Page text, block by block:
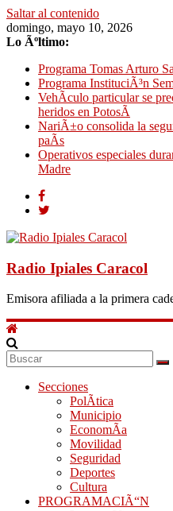
Saltar al contenido
domingo, mayo 10, 2026
Lo Ãºltimo:
Programa Tomas Arturo
Programa InstituciÃ³n
VehÃ­culo particular se
heridos en PotosÃ­
NariÃ±o consolida la
paÃ­s
Operativos especiales
Madre
Radio Ipiales Caracol
Emisora afiliada a la primera
Secciones
PolÃ­tica
Municipio
EconomÃ­a
Movilidad
Seguridad
Deportes
Cultura
PROGRAMACIÃ“N